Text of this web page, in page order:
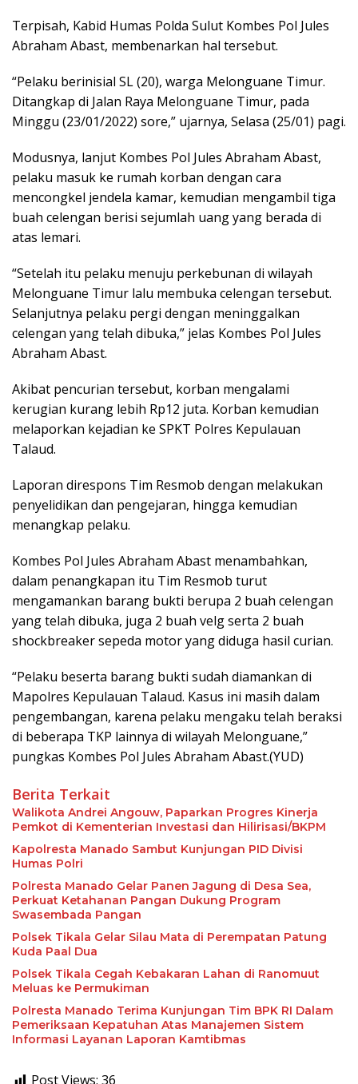
Terpisah, Kabid Humas Polda Sulut Kombes Pol Jules
Abraham Abast, membenarkan hal tersebut.
“Pelaku berinisial SL (20), warga Melonguane Timur.
Ditangkap di Jalan Raya Melonguane Timur, pada
Minggu (23/01/2022) sore,” ujarnya, Selasa (25/01) pagi.
Modusnya, lanjut Kombes Pol Jules Abraham Abast,
pelaku masuk ke rumah korban dengan cara
mencongkel jendela kamar, kemudian mengambil tiga
buah celengan berisi sejumlah uang yang berada di
atas lemari.
“Setelah itu pelaku menuju perkebunan di wilayah
Melonguane Timur lalu membuka celengan tersebut.
Selanjutnya pelaku pergi dengan meninggalkan
celengan yang telah dibuka,” jelas Kombes Pol Jules
Abraham Abast.
Akibat pencurian tersebut, korban mengalami
kerugian kurang lebih Rp12 juta. Korban kemudian
melaporkan kejadian ke SPKT Polres Kepulauan
Talaud.
Laporan direspons Tim Resmob dengan melakukan
penyelidikan dan pengejaran, hingga kemudian
menangkap pelaku.
Kombes Pol Jules Abraham Abast menambahkan,
dalam penangkapan itu Tim Resmob turut
mengamankan barang bukti berupa 2 buah celengan
yang telah dibuka, juga 2 buah velg serta 2 buah
shockbreaker sepeda motor yang diduga hasil curian.
“Pelaku beserta barang bukti sudah diamankan di
Mapolres Kepulauan Talaud. Kasus ini masih dalam
pengembangan, karena pelaku mengaku telah beraksi
di beberapa TKP lainnya di wilayah Melonguane,”
pungkas Kombes Pol Jules Abraham Abast.(YUD)
Berita Terkait
Walikota Andrei Angouw, Paparkan Progres Kinerja
Pemkot di Kementerian Investasi dan Hilirisasi/BKPM
Kapolresta Manado Sambut Kunjungan PID Divisi
Humas Polri
Polresta Manado Gelar Panen Jagung di Desa Sea,
Perkuat Ketahanan Pangan Dukung Program
Swasembada Pangan
Polsek Tikala Gelar Silau Mata di Perempatan Patung
Kuda Paal Dua
Polsek Tikala Cegah Kebakaran Lahan di Ranomuut
Meluas ke Permukiman
Polresta Manado Terima Kunjungan Tim BPK RI Dalam
Pemeriksaan Kepatuhan Atas Manajemen Sistem
Informasi Layanan Laporan Kamtibmas
Post Views: 36